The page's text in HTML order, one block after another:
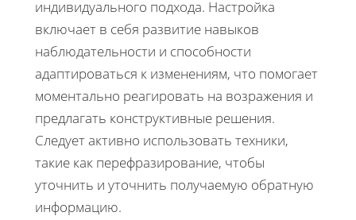
индивидуального подхода. Настройка
включает в себя развитие навыков
наблюдательности и способности
адаптироваться к изменениям, что помогает
моментально реагировать на возражения и
предлагать конструктивные решения.
Следует активно использовать техники,
такие как перефразирование, чтобы
уточнить и уточнить получаемую обратную
информацию.